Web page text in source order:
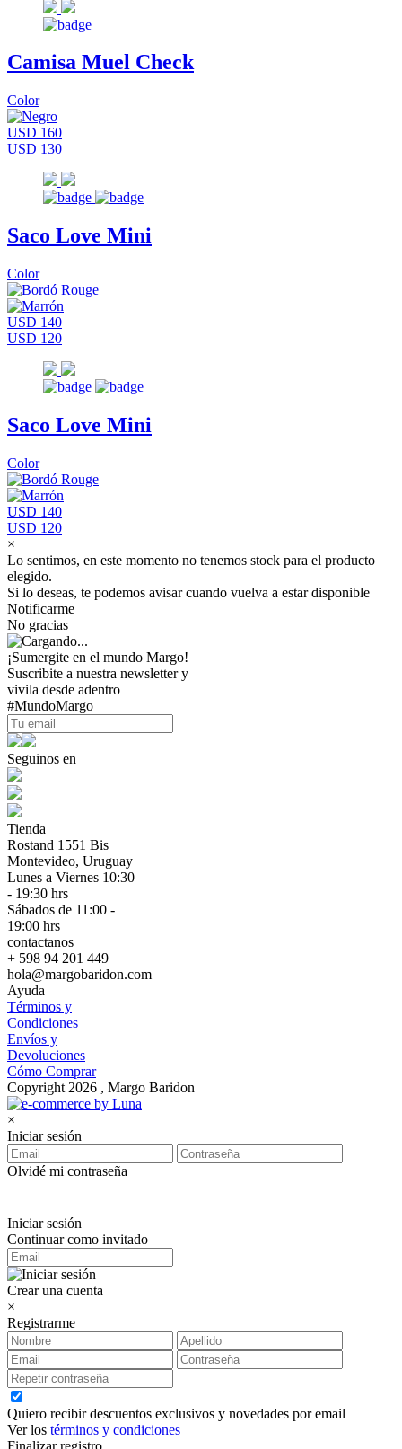
Camisa Muel Check
Color
USD 160
USD 130
Saco Love Mini
Color
USD 140
USD 120
Saco Love Mini
Color
USD 140
USD 120
×
Lo sentimos, en este momento no tenemos stock para el producto
elegido.
Si lo deseas, te podemos avisar cuando vuelva a estar disponible
Notificarme
No gracias
¡Sumergite en el mundo Margo!
Suscribite a nuestra newsletter y
vivila desde adentro
#MundoMargo
Seguinos en
Tienda
Rostand 1551 Bis
Montevideo, Uruguay
Lunes a Viernes 10:30
- 19:30 hrs
Sábados de 11:00 -
19:00 hrs
contactanos
+ 598 94 201 449
hola@margobaridon.com
Ayuda
Términos y
Condiciones
Envíos y
Devoluciones
Cómo Comprar
Copyright 2026 , Margo Baridon
×
Iniciar sesión
Olvidé mi contraseña
Iniciar sesión
Continuar como invitado
Crear una cuenta
×
Registrarme
Quiero recibir descuentos exclusivos y novedades por email
Ver los términos y condiciones
Finalizar registro